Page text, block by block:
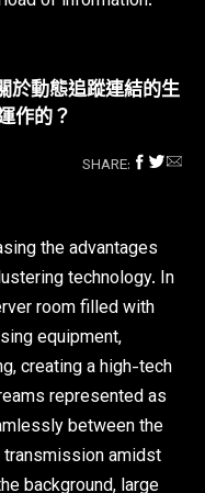
於動態追蹤連結的生
作的？
SHARE: